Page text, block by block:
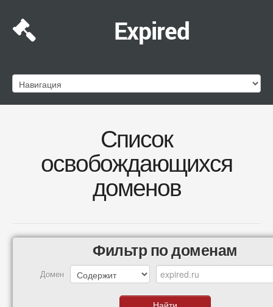
Expired
Список
освобождающихся
доменов
Фильтр по доменам
Домен